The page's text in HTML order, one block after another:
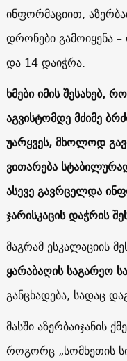
ინფორმაციით,
დრონები გამოიყენა
და 14 დაიჭრა.
ხმები იმის შესახებ,
აგვისტომდე მძიმე
უარყვეს, მხოლოდ
ვითარება
ასევე გავრცელდა
ჯარისკაცის დაჭრის
მაგრამ ესკალაციის
ყარაბაღის საგარეო
განცხადება, სადაც
მასში აზერბაიჯანის
როგორც „სომხეთის